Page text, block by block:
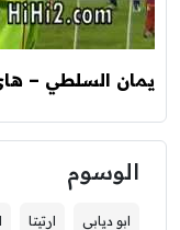
السلطي – هاي كوره
ارتيتا ارسنال